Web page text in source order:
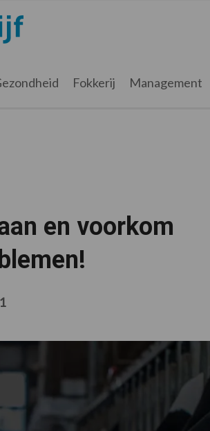
Fokkerij Management
en voorkom